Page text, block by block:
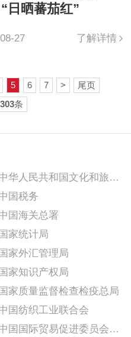
日晒蕃茄红”
27 了解详情
5 6 7 >
尾页
303条
中华人民共和国文化和旅游部
国税务
国海关总署
国家统计局
国家外汇管理局
国家知识产权局
国家质量监督检查检疫总局
国纺织工业联合会
中国国际贸易促进委员会纺织行业分会